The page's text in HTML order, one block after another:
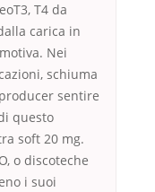
T4 da
carica in
Nei
schiuma
sentire
questo
soft 20 mg.
o discoteche
i suoi